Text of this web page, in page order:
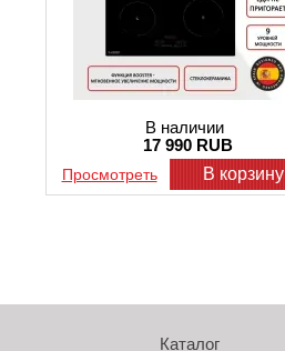
В наличии
17 990 RUB
Просмотреть В корзину
Каталог